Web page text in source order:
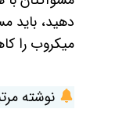
دهید، باید
میکروب را
نوشته